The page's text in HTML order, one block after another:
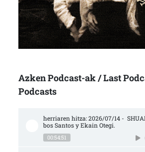
Azken Podcast-ak / Last
Podcasts
herriaren hitza: 2026/07/14 -
bos Santos y Ekain Otegi.
00:54:51